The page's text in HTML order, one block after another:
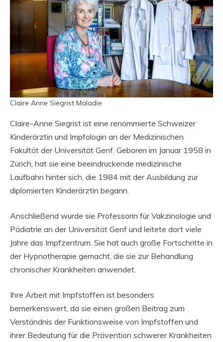
Claire Anne Siegrist Maladie
Claire-Anne Siegrist ist eine renommierte Schweizer
Kinderärztin und Impfologin an der Medizinischen
Fakultät der Universität Genf. Geboren im Januar 1958 in
Zürich, hat sie eine beeindruckende medizinische
Laufbahn hinter sich, die 1984 mit der Ausbildung zur
diplomierten Kinderärztin begann.
Anschließend wurde sie Professorin für Vakzinologie und
Pädiatrie an der Universität Genf und leitete dort viele
Jahre das Impfzentrum. Sie hat auch große Fortschritte in
der Hypnotherapie gemacht, die sie zur Behandlung
chronischer Krankheiten anwendet.
Ihre Arbeit mit Impfstoffen ist besonders
bemerkenswert, da sie einen großen Beitrag zum
Verständnis der Funktionsweise von Impfstoffen und
ihrer Bedeutung für die Prävention schwerer Krankheiten